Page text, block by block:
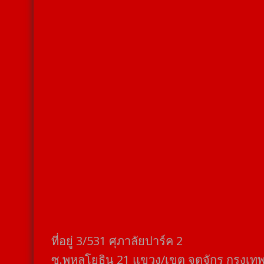
ที่อยู่​ 3/531​ ศุภาลัยปาร์ค​ 2
ซ.พหลโยธิน​ 21​ แขวง/เขต​ จตุจักร​ กรุงเท